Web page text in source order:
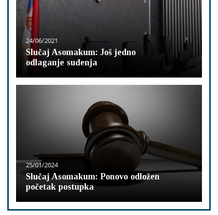
24/06/2021
Slučaj Asomakum: Još jedno
odlaganje suđenja
25/01/2024
Slučaj Asomakum: Ponovo odložen
početak postupka